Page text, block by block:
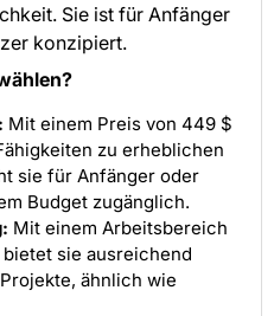
Sie ist für Anfänger
konzipiert.
Mit einem Preis von 449 $
zu erheblichen
sie für Anfänger oder
Budget zugänglich.
Mit einem Arbeitsbereich
bietet sie ausreichend
ähnlich wie